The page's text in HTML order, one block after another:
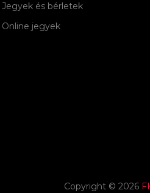
Jegyek és bérletek
Online jegyek
Copyright © 2026